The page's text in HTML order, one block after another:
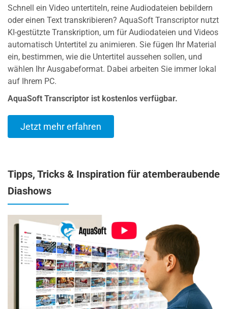
Schnell ein Video untertiteln, reine Audiodateien bebildern
oder einen Text transkribieren? AquaSoft Transcriptor nutzt
KI-gestützte Transkription, um für Audiodateien und Videos
automatisch Untertitel zu animieren. Sie fügen Ihr Material
ein, bestimmen, wie die Untertitel aussehen sollen, und
wählen Ihr Ausgabeformat. Dabei arbeiten Sie immer lokal
auf Ihrem PC.
AquaSoft Transcriptor ist kostenlos verfügbar.
Jetzt mehr erfahren
Tipps, Tricks & Inspiration für atemberaubende
Diashows